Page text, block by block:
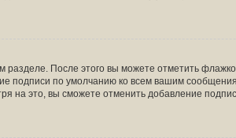
разделе. После этого вы можете отметить
подписи по умолчанию ко всем вашим
на это, вы сможете отменить добавление